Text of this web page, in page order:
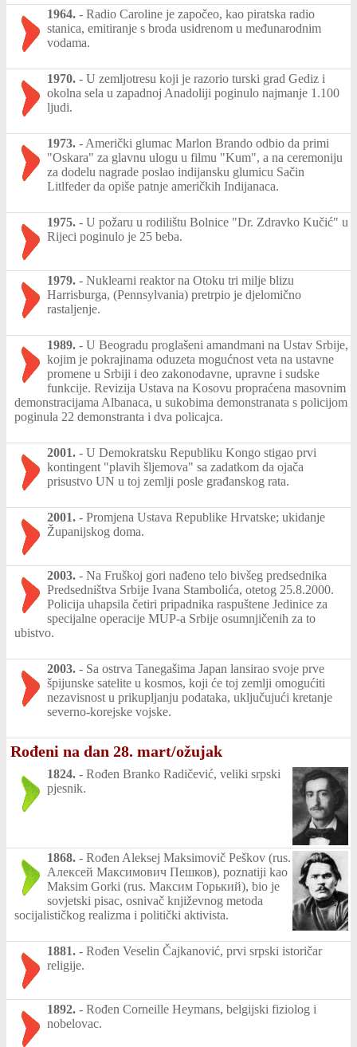
1964. - Radio Caroline je započeo, kao piratska radio
stanica, emitiranje s broda usidrenom u međunarodnim
vodama.
1970. - U zemljotresu koji je razorio turski grad Gediz i
okolna sela u zapadnoj Anadoliji poginulo najmanje 1.100
ljudi.
1973. - Američki glumac Marlon Brando odbio da primi
"Oskara" za glavnu ulogu u filmu "Kum", a na ceremoniju
za dodelu nagrade poslao indijansku glumicu Sačin
Litlfeder da opiše patnje američkih Indijanaca.
1975. - U požaru u rodilištu Bolnice "Dr. Zdravko Kučić" u
Rijeci poginulo je 25 beba.
1979. - Nuklearni reaktor na Otoku tri milje blizu
Harrisburga, (Pennsylvania) pretrpio je djelomično
rastaljenje.
1989. - U Beogradu proglašeni amandmani na Ustav Srbije,
kojim je pokrajinama oduzeta mogućnost veta na ustavne
promene u Srbiji i deo zakonodavne, upravne i sudske
funkcije. Revizija Ustava na Kosovu propraćena masovnim
demonstracijama Albanaca, u sukobima demonstranata s policijom
poginula 22 demonstranta i dva policajca.
2001. - U Demokratsku Republiku Kongo stigao prvi
kontingent "plavih šljemova" sa zadatkom da ojača
prisustvo UN u toj zemlji posle građanskog rata.
2001. - Promjena Ustava Republike Hrvatske; ukidanje
Županijskog doma.
2003. - Na Fruškoj gori nađeno telo bivšeg predsednika
Predsedništva Srbije Ivana Stambolića, otetog 25.8.2000.
Policija uhapsila četiri pripadnika raspuštene Jedinice za
specijalne operacije MUP-a Srbije osumnjičenih za to
ubistvo.
2003. - Sa ostrva Tanegašima Japan lansirao svoje prve
špijunske satelite u kosmos, koji će toj zemlji omogućiti
nezavisnost u prikupljanju podataka, uključujući kretanje
severno-korejske vojske.
Rođeni na dan 28. mart/ožujak
1824. - Rođen Branko Radičević, veliki srpski
pjesnik.
1868. - Rođen Aleksej Maksimovič Peškov (rus.
Алексей Максимович Пешков), poznatiji kao
Maksim Gorki (rus. Максим Горький), bio je
sovjetski pisac, osnivač književnog metoda
socijalističkog realizma i politički aktivista.
1881. - Rođen Veselin Čajkanović, prvi srpski istoričar
religije.
1892. - Rođen Corneille Heymans, belgijski fiziolog i
nobelovac.